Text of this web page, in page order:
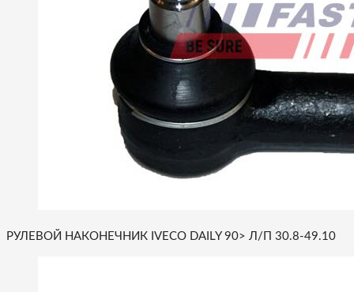
РУЛЕВОЙ НАКОНЕЧНИК IVECO DAILY 90> Л/П 30.8-49.10